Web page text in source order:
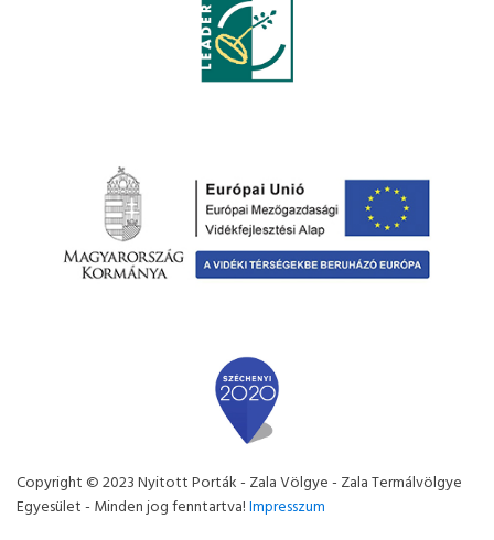
Copyright © 2023 Nyitott Porták - Zala Völgye - Zala Termálvölgye
Egyesület - Minden jog fenntartva!Impresszum